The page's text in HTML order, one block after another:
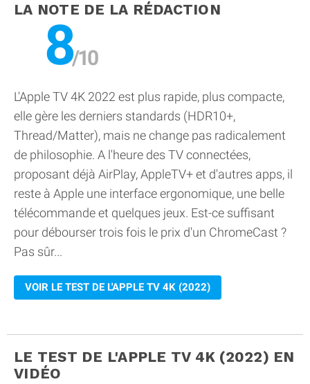
LA NOTE DE LA RÉDACTION
8
L'Apple TV 4K 2022 est plus rapide, plus compacte,
elle gère les derniers standards (HDR10+,
Thread/Matter), mais ne change pas radicalement
de philosophie. A l'heure des TV connectées,
proposant déjà AirPlay, AppleTV+ et d'autres apps, il
reste à Apple une interface ergonomique, une belle
télécommande et quelques jeux. Est-ce suffisant
pour débourser trois fois le prix d'un ChromeCast ?
Pas sûr...
VOIR LE TEST DE L'APPLE TV 4K (2022)
LE TEST DE L'APPLE TV 4K (2022) EN
VIDÉO